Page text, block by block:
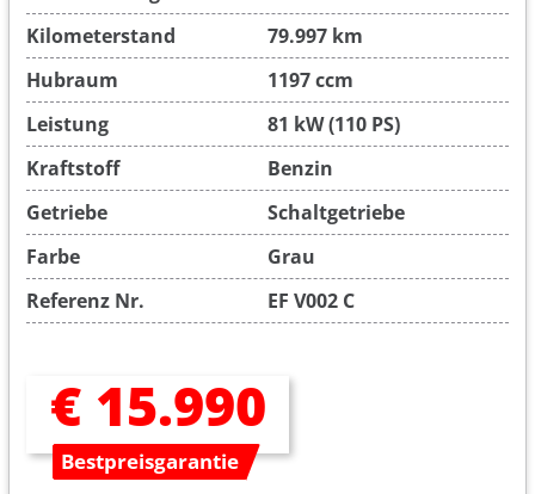
Kilometerstand
79.997 km
Hubraum
1197 ccm
Leistung
81 kW (110 PS)
Kraftstoff
Benzin
Getriebe
Schaltgetriebe
Farbe
Grau
Referenz Nr.
EF V002 C
€ 15.990
Bestpreisgarantie